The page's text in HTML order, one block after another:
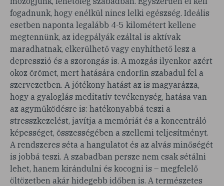
fogadnunk, hogy enélkül nincs lelki egészség. Ideális
esetben naponta legalább 4-5 kilométert kellene
megtennünk, az idegpályák ezáltal is aktívak
maradhatnak, elkerülhető vagy enyhíthető lesz a
depresszió és a szorongás is. A mozgás ilyenkor azért
okoz örömet, mert hatására endorfin szabadul fel a
szervezetben. A jótékony hatást az is magyarázza,
hogy a gyaloglás meditatív tevékenység, hatása van
az agyműködésre is: hatékonyabbá teszi a
stresszkezelést, javítja a memóriát és a koncentráló
képességet, összességében a szellemi teljesítményt.
A rendszeres séta a hangulatot és az alvás minőségét
is jobbá teszi. A szabadban persze nem csak sétálni
lehet, hanem kirándulni és kocogni is – megfelelő
öltözetben akár hidegebb időben is. A természetes